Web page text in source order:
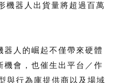
機器人出貨量將超過百萬
器人的崛起不僅帶來硬體
機會，也催生出平台／作
與行為庫提供商以及場域